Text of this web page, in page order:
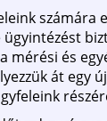
számára
mérési és
át egy